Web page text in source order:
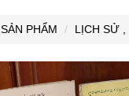
SẢN PHẨM LỊCH SỬ